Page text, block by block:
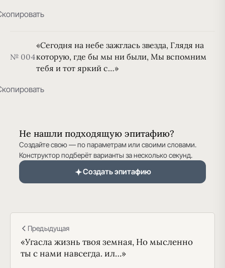
№ 004
«Сегодня на небе зажглась звезда, Глядя на
которую, где бы мы ни были, Мы вспомним
тебя и тот яркий с…»
Не нашли подходящую эпитафию?
Создайте свою — по параметрам или своими словами.
Конструктор подберёт варианты за несколько секунд.
Создать эпитафию
Предыдущая
«Угасла жизнь твоя земная, Но мысленно
ты с нами навсегда. ил…»